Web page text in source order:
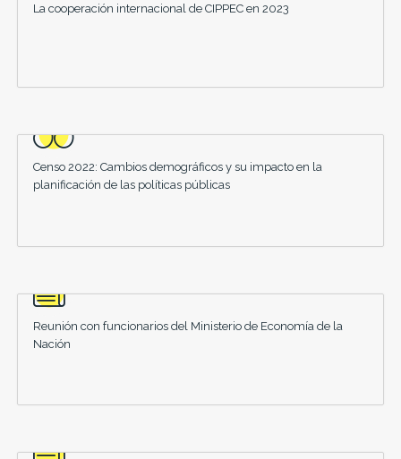
La cooperación internacional de CIPPEC en 2023
Censo 2022: Cambios demográficos y su impacto en la
planificación de las políticas públicas
Reunión con funcionarios del Ministerio de Economía de la
Nación